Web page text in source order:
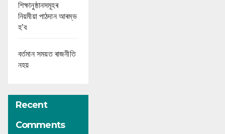
শিক্ষানুষ্ঠানসমূহৰ
নিয়মীয়া পাঠদান আৰম্ভ
হ’ব
বৰ্তমান সময়ত ৰাজনীতি
নহয়
Recent
Comments